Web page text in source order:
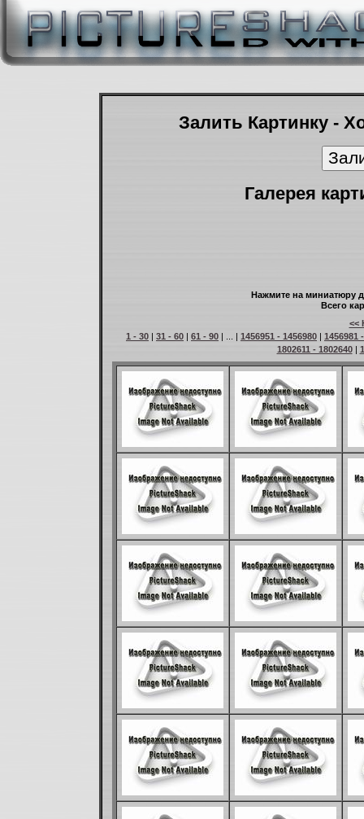
Залить Картинку -
Галерея
Нажмите на миниатюру
Всего
<<
1 - 30 | 31 - 60 | 61 - 90 | ... | 1456951 - 1456980 | 1456981
1802611 - 1802640|